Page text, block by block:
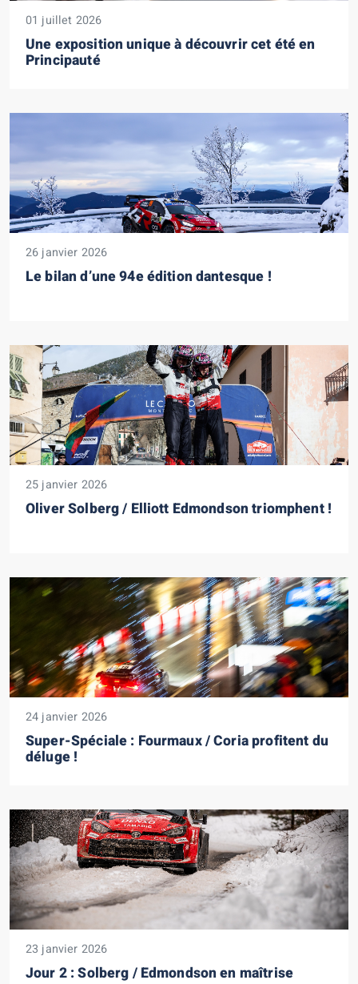
01 juillet 2026
Une exposition unique à découvrir cet été en
Principauté
26 janvier 2026
Le bilan d’une 94e édition dantesque !
25 janvier 2026
Oliver Solberg / Elliott Edmondson triomphent !
24 janvier 2026
Super-Spéciale : Fourmaux / Coria profitent du
déluge !
23 janvier 2026
Jour 2 : Solberg / Edmondson en maîtrise